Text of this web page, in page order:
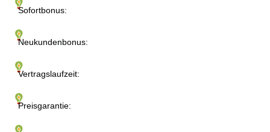
Sofortbonus:
Neukundenbonus:
Vertragslaufzeit:
Preisgarantie: